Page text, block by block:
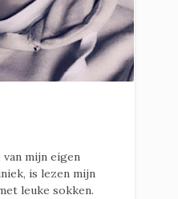
van mijn eigen
is lezen mijn
leuke sokken.